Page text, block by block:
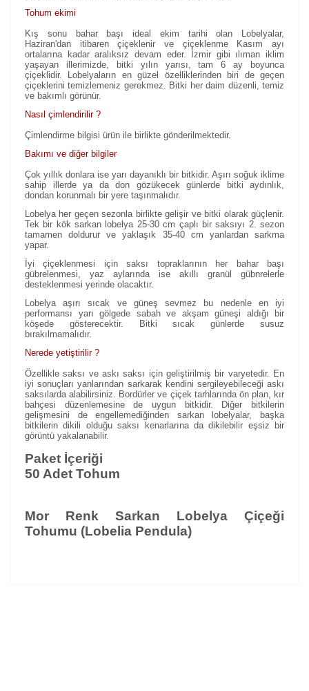
Tohum ekimi
Kış sonu bahar başı ideal ekim tarihi olan Lobelyalar,
Haziran'dan itibaren çiçeklenir ve çiçeklenme Kasım ayı
ortalarına kadar aralıksız devam eder. İzmir gibi ılıman iklim
yaşayan illerimizde, bitki yılın yarısı, tam 6 ay boyunca
çiçeklidir. Lobelyaların en güzel özelliklerinden biri de geçen
çiçeklerini temizlemeniz gerekmez. Bitki her daim düzenli, temiz
ve bakımlı görünür.
Nasıl çimlendirilir ?
Çimlendirme bilgisi ürün ile birlikte gönderilmektedir.
Bakımı ve diğer bilgiler
Çok yıllık donlara ise yarı dayanıklı bir bitkidir. Aşırı soğuk iklime
sahip illerde ya da don gözükecek günlerde bitki aydınlık,
dondan korunmalı bir yere taşınmalıdır.
Lobelya her geçen sezonla birlikte gelişir ve bitki olarak güçlenir.
Tek bir kök sarkan lobelya 25-30 cm çaplı bir saksıyı 2. sezon
tamamen doldurur ve yaklaşık 35-40 cm yanlardan sarkma
yapar.
İyi çiçeklenmesi için saksı topraklarının her bahar başı
gübrelenmesi, yaz aylarında ise akıllı granül gübnrelerle
desteklenmesi yerinde olacaktır.
Lobelya aşırı sıcak ve güneş sevmez bu nedenle en iyi
performansı yarı gölgede sabah ve akşam güneşi aldığı bir
köşede gösterecektir. Bitki sıcak günlerde susuz
bırakılmamalıdır.
Nerede yetiştirilir ?
Özellikle saksı ve askı saksı için geliştirilmiş bir varyetedir. En
iyi sonuçları yanlarından sarkarak kendini sergileyebileceği askı
saksılarda alabilirsiniz. Bordürler ve çiçek tarhlarında ön plan, kır
bahçesi düzenlemesine de uygun bitkidir. Diğer bitkilerin
gelişmesini de engellemediğinden sarkan lobelyalar, başka
bitkilerin dikili olduğu saksı kenarlarına da dikilebilir eşsiz bir
görüntü yakalanabilir.
Paket İçeriği
50 Adet Tohum
Mor Renk Sarkan Lobelya Çiçeği
Tohumu (Lobelia Pendula)